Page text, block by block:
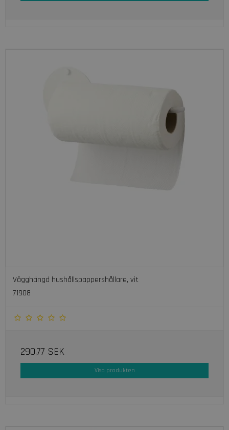
Vägghängd hushållspappershållare, vit
71908
290,77 SEK
Visa produkten